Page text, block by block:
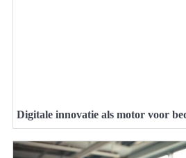
Digitale innovatie als motor voor